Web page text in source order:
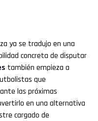
ya se tradujo en una
concreta de disputar
también empieza a
que
las próximas
en una alternativa
cargado de